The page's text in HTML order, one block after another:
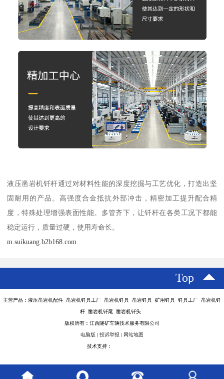
液压凿岩机钎杆通过对材料性能的深度挖掘与工艺优化，打造出坚
固耐用的产品。高强度合金抵抗外部冲击，精密加工提升配合精
度，特殊处理增强表面性能。多管齐下，让钎杆在各类工况下都能
稳定运行，质量过硬，使用寿命长。
m.suikuang.b2b168.com
Top
主营产品：液压凿岩机配件 凿岩机钎具工厂 凿岩机钎具 凿岩钎具 矿用钎具 钎具工厂 凿岩机钎
杆 凿岩机钎尾 凿岩机钎头
版权所有：江西隧矿车辆技术服务有限公司
电脑版 | 投诉举报 | 网站地图
技术支持：